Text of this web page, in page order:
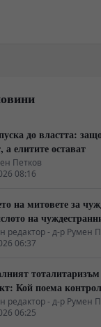
до властта:
а елитите остават
Петков
08:16
на митовете за
на
редактор - д-р Румен
06:37
Кой поема
редактор - д-р Румен
06:25